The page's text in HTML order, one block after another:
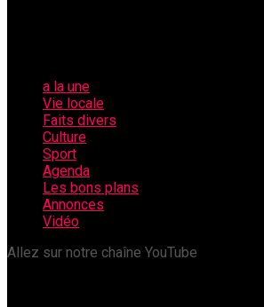
a la une
Vie locale
Faits divers
Culture
Sport
Agenda
Les bons plans
Annonces
Vidéo
Allez sur notre chaîne YouTube